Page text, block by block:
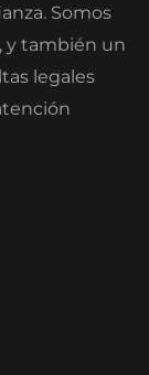
Somos
y también un
legales